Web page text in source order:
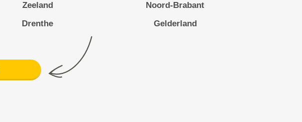
Zeeland
Noord-Brabant
Drenthe Gelderland